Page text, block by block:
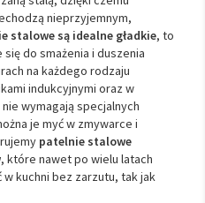
nieprzyjemnym,
stalowe są idealne gładkie, to
do smażenia i duszenia
na każdego rodzaju
indukcyjnymi oraz w
wymagają specjalnych
je myć w zmywarce i
patelnie stalowe
, które nawet po wielu latach
w kuchni bez zarzutu, tak jak